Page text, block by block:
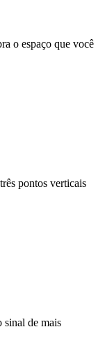
o espaço que você
pontos verticais
sinal de mais